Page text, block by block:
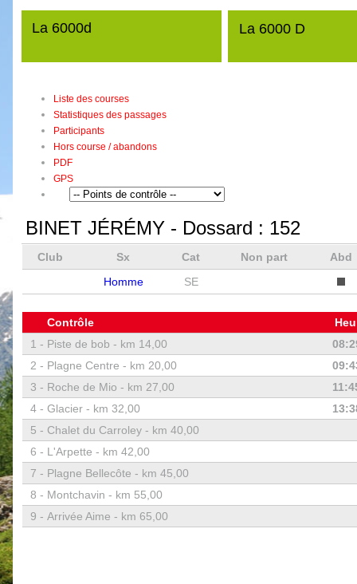
La 6000d La 6000 D
Liste des courses
Statistiques des passages
Participants
Hors course / abandons
PDF
GPS
BINET JÉRÉMY- Dossard : 152
Club Sx Cat Non part
Abd
Homme
SE
Contrôle
1 - Piste de bob - km 14,00
2 - Plagne Centre - km 20,00
3 - Roche de Mio - km 27,00
4 - Glacier - km 32,00
5 - Chalet du Carroley - km 40,00
6 - L'Arpette - km 42,00
7 - Plagne Bellecôte - km 45,00
8 - Montchavin - km 55,00
9 - Arrivée Aime - km 65,00